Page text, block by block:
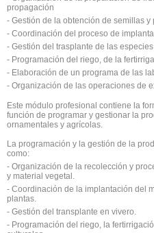
propagación
- Gestión de la obtención de semillas
- Coordinación del proceso de
- Gestión del trasplante de las
- Programación del riego, de la
- Elaboración de un programa de las
- Organización de las operaciones de
Este módulo profesional contiene la
función de programar y gestionar la
ornamentales y agrícolas.
La programación y la gestión de la
como:
- Organización de la recolección y
y material vegetal.
- Coordinación de la implantación del
plantas.
- Gestión del transplante en vivero.
- Programación del riego, la